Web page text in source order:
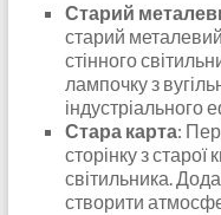
Старий
старий
стінного
лампочку з
індустріального
Стара карта:
сторінку з
світильника.
створити